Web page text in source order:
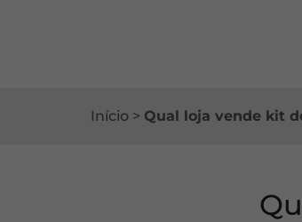
Início > Qual loja vende kit